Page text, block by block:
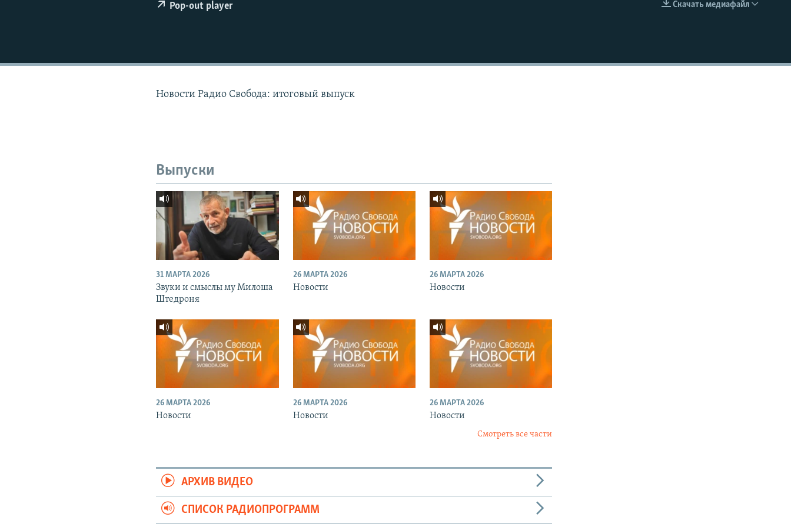
EMBED
Скачать медиафайл
Pop-out player
Новости Радио Свобода: итоговый выпуск
Выпуски
31 МАРТА 2026
Звуки и смыслы му Милоша
Штедроня
26 МАРТА 2026
Новости
26 МАРТА 2026
Новости
26 МАРТА 2026
Новости
26 МАРТА 2026
Новости
26 МАРТА 2026
Новости
Смотреть все части
АРХИВ ВИДЕО
СПИСОК РАДИОПРОГРАММ